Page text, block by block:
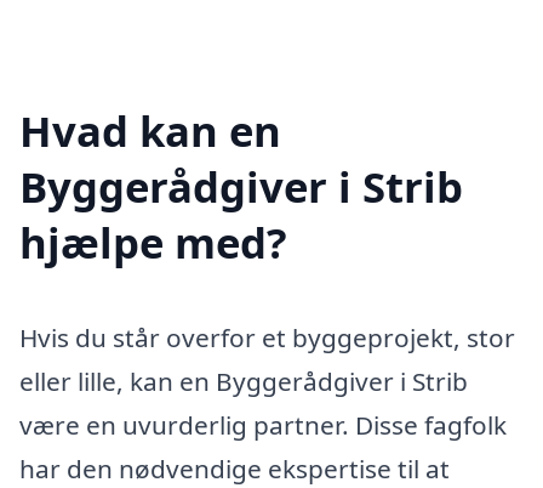
Hvad kan en
Byggerådgiver i Strib
hjælpe med?
Hvis du står overfor et byggeprojekt, stor
eller lille, kan en Byggerådgiver i Strib
være en uvurderlig partner. Disse fagfolk
har den nødvendige ekspertise til at